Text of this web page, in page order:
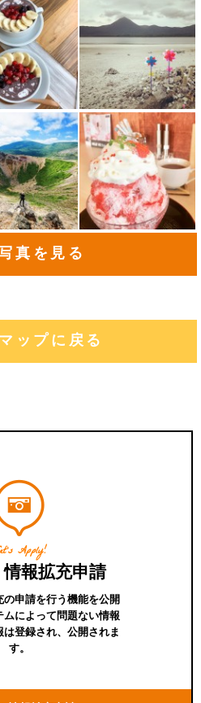
真を見る
ップに戻る
Apply!
報拡充申請
の申請を行う機能を公開
ムによって問題ない情報
は登録され、公開されま
す。